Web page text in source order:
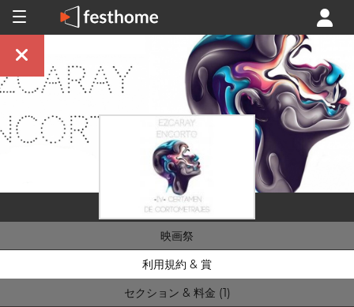
映画祭
利用規約 & 賞
セクション & 料金 (1)